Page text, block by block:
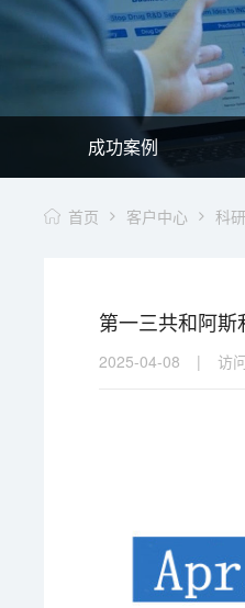
成功案例
首页 客户中心 科
第一三共和阿
2025-04-08 | 访